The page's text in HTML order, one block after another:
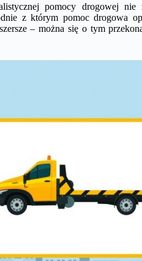
pomocy drogowej
z którym pomoc drogowa
– można się o tym